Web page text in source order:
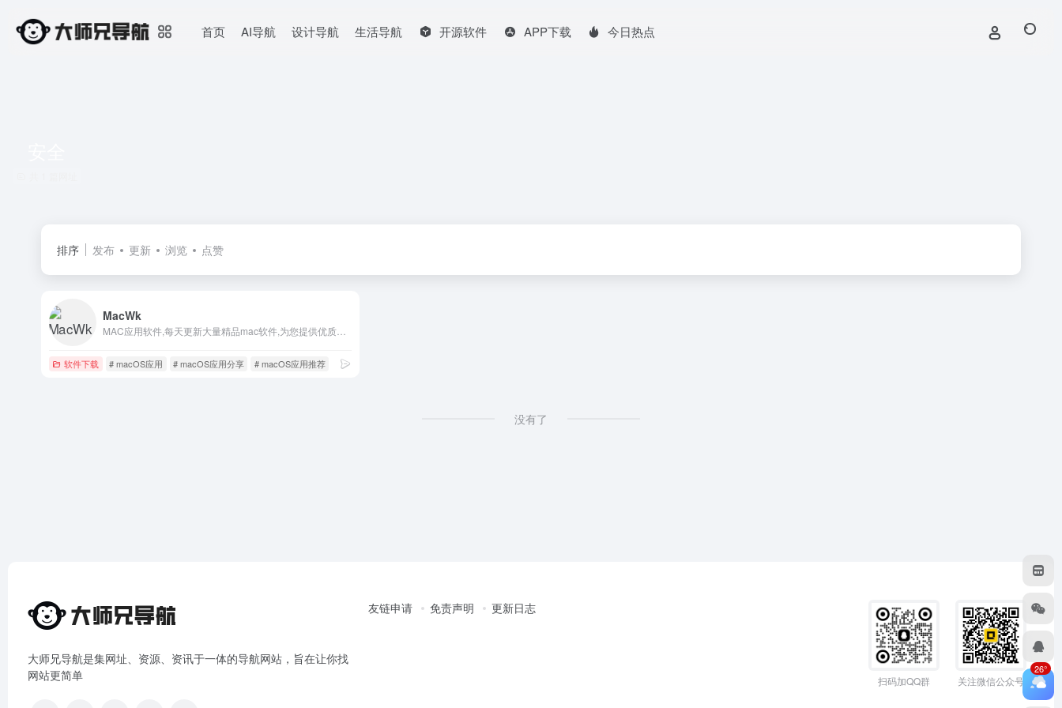
首页 AI导航 设计导航 生活导航 开源软件 APP下载 今日热点
排序 发布 更新 浏览 点赞
MacWk
软件下载 # macOS应用 # macOS应用分享 # macOS应用推荐
没有了
大师兄导航是集网址、资源、资讯于一体的导航网站，旨在让你找
网站更简单
友链申请 免责声明 更新日志
扫码加QQ群 关注微信公众号
26°